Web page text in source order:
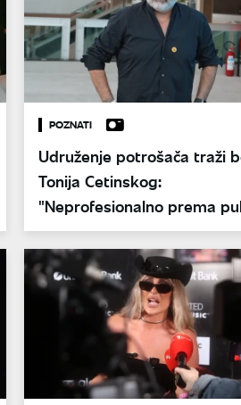
POZNATI
Udruženje potrošača traži
Tonija Cetinskog:
"Neprofesionalno prema